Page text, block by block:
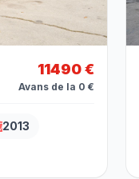
11490 €
Avans de la 0 €
2013